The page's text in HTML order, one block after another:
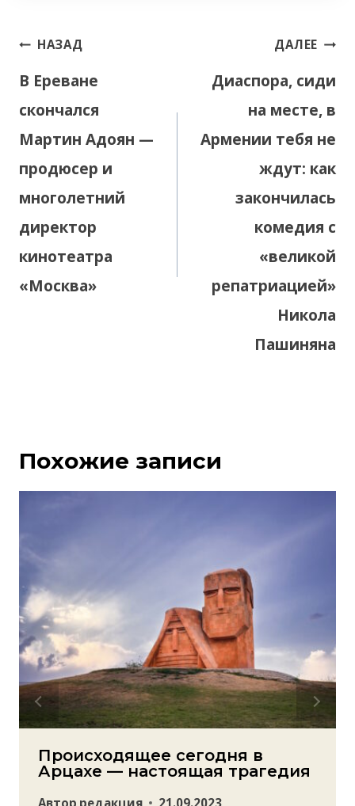
Навигация
записям
НАЗАД
В Ереване
скончался
Мартин Адоян —
продюсер и
многолетний
директор
кинотеатра
«Москва»
ДАЛЕЕ
Диаспора, сиди
на месте, в
Армении тебя не
ждут: как
закончилась
комедия с
«великой
репатриацией»
Никола
Пашиняна
Похожие записи
Происходящее сегодня в
Арцахе — настоящая трагедия